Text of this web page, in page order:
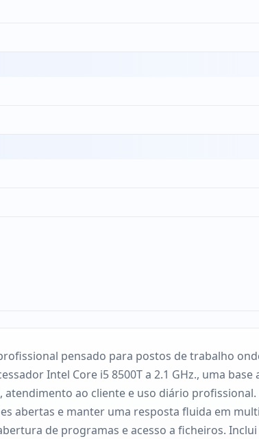
pensado para postos de trabalho
Intel Core i5 8500T a 2.1 GHz., uma
ao cliente e uso diário profissional.
abertas e manter uma resposta fluida em
de programas e acesso a ficheiros.